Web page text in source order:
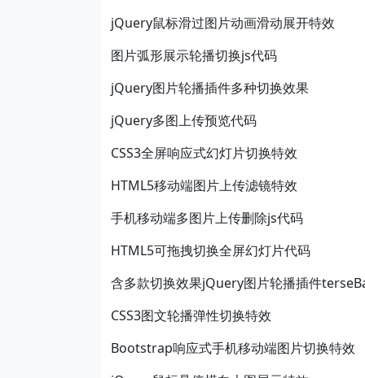
jQuery鼠标滑过图片动画滑动展开特效
图片弧形展示轮播切换js代码
jQuery图片轮播插件多种切换效果
jQuery多图上传预览代码
CSS3全屏响应式幻灯片切换特效
HTML5移动端图片上传滤镜特效
手机移动端多图片上传删除js代码
HTML5可拖拽切换全屏幻灯片代码
含多款切换效果jQuery图片轮播插件
CSS3图文轮播弹性切换特效
Bootstrap响应式手机移动端图片切换特效